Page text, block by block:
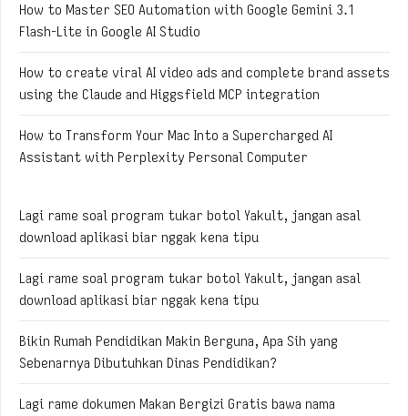
How to Master SEO Automation with Google Gemini 3.1
Flash-Lite in Google AI Studio
How to create viral AI video ads and complete brand assets
using the Claude and Higgsfield MCP integration
How to Transform Your Mac Into a Supercharged AI
Assistant with Perplexity Personal Computer
Lagi rame soal program tukar botol Yakult, jangan asal
download aplikasi biar nggak kena tipu
Lagi rame soal program tukar botol Yakult, jangan asal
download aplikasi biar nggak kena tipu
Bikin Rumah Pendidikan Makin Berguna, Apa Sih yang
Sebenarnya Dibutuhkan Dinas Pendidikan?
Lagi rame dokumen Makan Bergizi Gratis bawa nama